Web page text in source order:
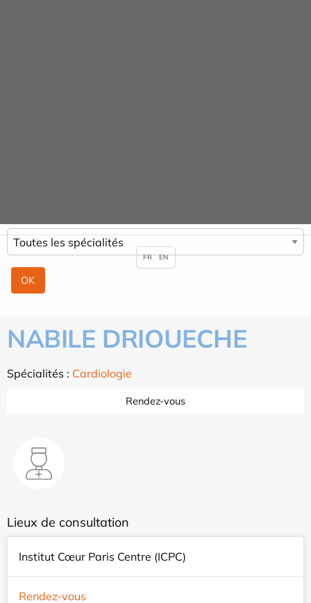
NABILE DRIOUECHE
Spécialités : Cardiologie
Rendez-vous
Lieux de consultation
Institut Cœur Paris Centre (ICPC)
Rendez-vous
FR EN